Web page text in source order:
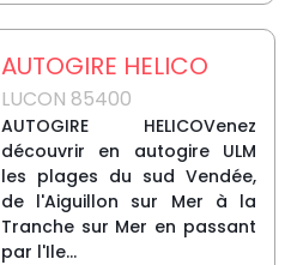
AUTOGIRE HELICO
LUCON 85400
AUTOGIRE HELICOVenez
découvrir en autogire ULM
les plages du sud Vendée,
de l'Aiguillon sur Mer à la
Tranche sur Mer en passant
par l'Ile...